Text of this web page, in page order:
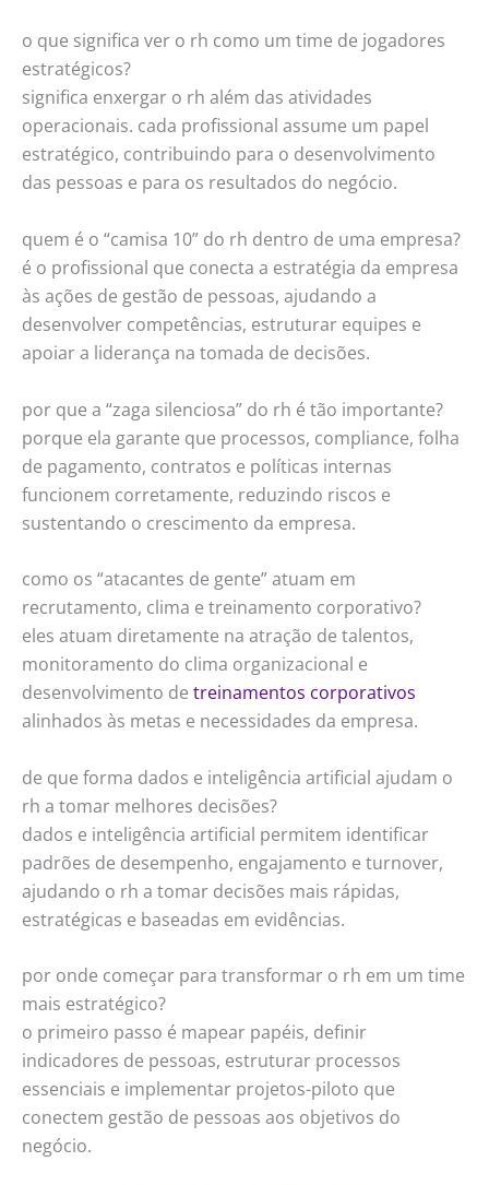
o que significa ver o rh como um time de jogadores
estratégicos?
significa enxergar o rh além das atividades
operacionais. cada profissional assume um papel
estratégico, contribuindo para o desenvolvimento
das pessoas e para os resultados do negócio.
quem é o “camisa 10” do rh dentro de uma empresa?
é o profissional que conecta a estratégia da empresa
às ações de gestão de pessoas, ajudando a
desenvolver competências, estruturar equipes e
apoiar a liderança na tomada de decisões.
por que a “zaga silenciosa” do rh é tão importante?
porque ela garante que processos, compliance, folha
de pagamento, contratos e políticas internas
funcionem corretamente, reduzindo riscos e
sustentando o crescimento da empresa.
como os “atacantes de gente” atuam em
recrutamento, clima e treinamento corporativo?
eles atuam diretamente na atração de talentos,
monitoramento do clima organizacional e
desenvolvimento de treinamentos corporativos
alinhados às metas e necessidades da empresa.
de que forma dados e inteligência artificial ajudam o
rh a tomar melhores decisões?
dados e inteligência artificial permitem identificar
padrões de desempenho, engajamento e turnover,
ajudando o rh a tomar decisões mais rápidas,
estratégicas e baseadas em evidências.
por onde começar para transformar o rh em um time
mais estratégico?
o primeiro passo é mapear papéis, definir
indicadores de pessoas, estruturar processos
essenciais e implementar projetos-piloto que
conectem gestão de pessoas aos objetivos do
negócio.